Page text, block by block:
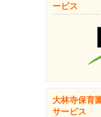
ービス
大林寺保育
サービス